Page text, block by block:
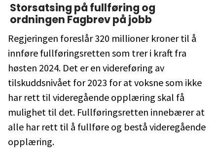
Storsatsing på fullføring og
ordningen Fagbrev på jobb
Regjeringen foreslår 320 millioner kroner til å
innføre fullføringsretten som trer i kraft fra
høsten 2024. Det er en videreføring av
tilskuddsnivået for 2023 for at voksne som ikke
har rett til videregående opplæring skal få
mulighet til det. Fullføringsretten innebærer at
alle har rett til å fullføre og bestå videregående
opplæring.